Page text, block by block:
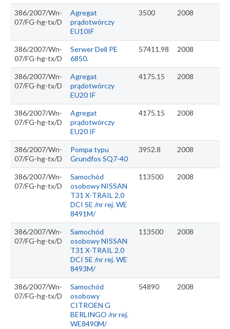
386/2007/Wn-
07/FG-hg-tx/D
Agregat
prądotwórczy
EU10IF
3500 2008
386/2007/Wn-
07/FG-hg-tx/D
Serwer Dell PE
6850.
57411.98 2008
386/2007/Wn-
07/FG-hg-tx/D
Agregat
prądotwórczy
EU20 IF
4175.15 2008
386/2007/Wn-
07/FG-hg-tx/D
Agregat
prądotwórczy
EU20 IF
4175.15 2008
386/2007/Wn-
07/FG-hg-tx/D
Pompa typu
Grundfos SQ7-40
3952.8 2008
386/2007/Wn-
07/FG-hg-tx/D
Samochód
osobowy NISSAN
T31 X-TRAIL 2.0
DCI SE /nr rej. WE
8491M/
113500 2008
386/2007/Wn-
07/FG-hg-tx/D
Samochód
osobowy NISSAN
T31 X-TRAIL 2.0
DCI SE /nr rej. WE
8493M/
113500 2008
386/2007/Wn-
07/FG-hg-tx/D
Samochód
osobowy
CITROEN G
BERLINGO /nr rej.
WE8490M/
54890 2008